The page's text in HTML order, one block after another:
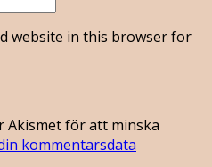
website in this browser for
Akismet för att minska
kommentarsdata